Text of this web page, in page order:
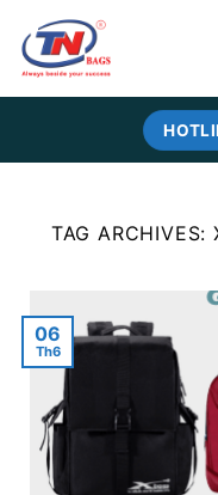
content
TAG ARCHIVES:
06
Th6